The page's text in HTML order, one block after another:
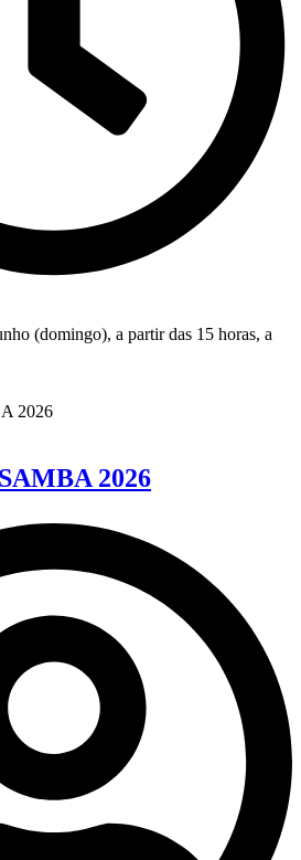
(domingo), a partir das 15 horas, a
2026